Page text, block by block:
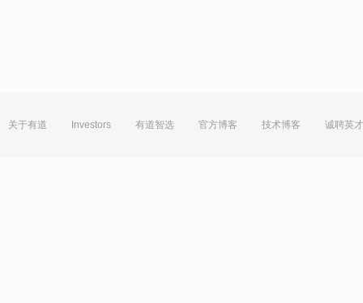
关于有道 Investors 有道智选 官方博客 技术博客 诚聘英才